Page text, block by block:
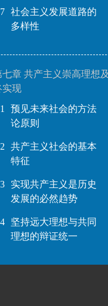
社会主义发展道路的
多样性
七章 共产主义崇高理想
实现
预见未来社会的方法
论原则
共产主义社会的基本
特征
实现共产主义是历史
发展的必然趋势
坚持远大理想与共同
理想的辩证统一